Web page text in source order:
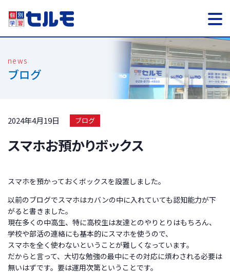
ブログ
2024年4月19日 ブログ
スマホお預かりボックス
スマホを預かっておくボックスを設置しました。
以前のブログでスマホはカバンの中に入れていても認知能力が下
がると書きました。
現在多くの中高生、特に高校生は友達とのやりとりはもちろん、
学校や部活の連絡にも基本的にスマホを使うので、
スマホを全く使わないということが難しくなっています。
だからと言って、大切な勉強の最中にその対応に煩わされる必要は
無いはずです。要は運用次第ということです。